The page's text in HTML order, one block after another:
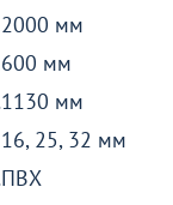
2000 мм
600 мм
1130 мм
16, 25, 32 мм
ПВХ